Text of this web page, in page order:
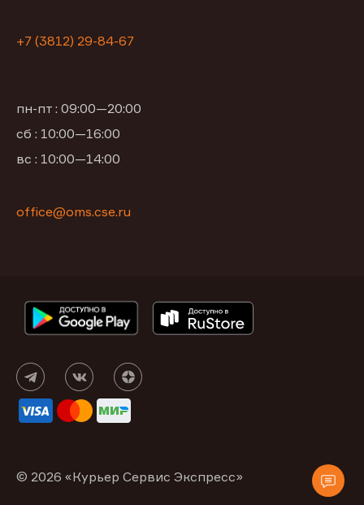
+7 (3812) 29-84-67
пн-пт : 09:00—20:00
сб : 10:00—16:00
вс : 10:00—14:00
office@oms.cse.ru
© 2026 «Курьер Сервис Экспресс»